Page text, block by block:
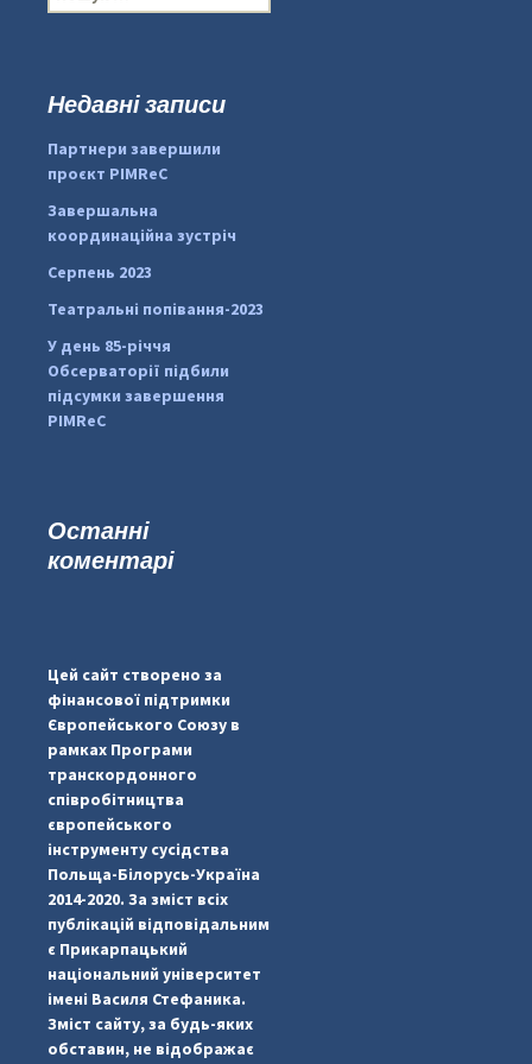
#PipIvanToday
pimrec_project
о
:Недавні записи
Партнери завершили
проєкт PIMReC
Завершальна
координаційна зустріч
Серпень 2023
Театральні попівання-2023
У день 85-річчя
Обсерваторії підбили
підсумки завершення
PIMReC
Останні
коментарі
Цей сайт створено за
фінансової підтримки
Європейського Союзу в
рамках Програми
транскордонного
співробітництва
європейського
інструменту сусідства
Польща-Білорусь-Україна
2014-2020. За зміст всіх
публікацій відповідальним
є Прикарпацький
національний університет
імені Василя Стефаника.
Зміст сайту, за будь-яких
обставин, не відображає